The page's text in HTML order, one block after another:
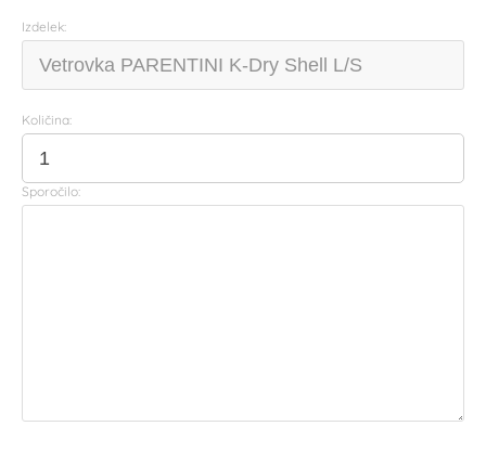
Izdelek:
Količina:
Sporočilo: